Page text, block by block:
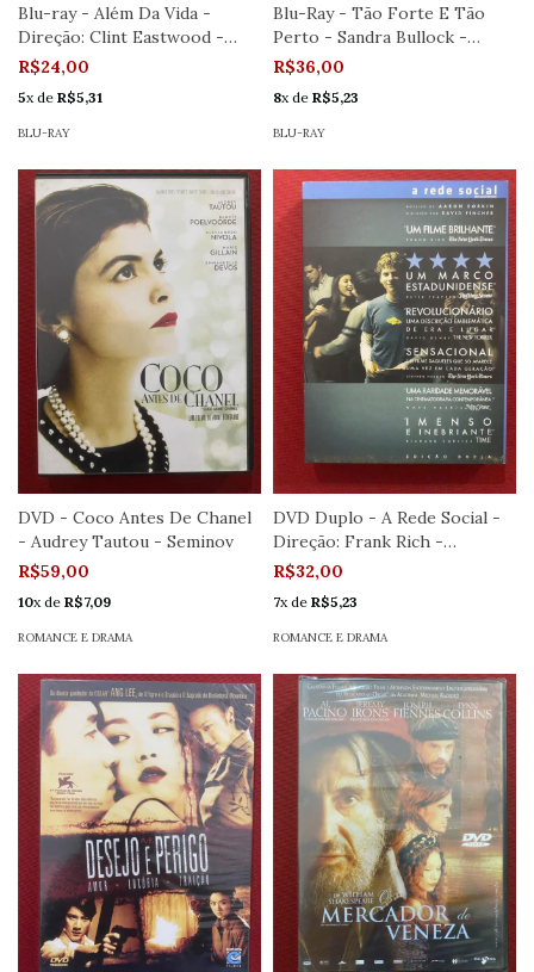
Blu-ray - Além Da Vida -
Direção: Clint Eastwood -
Seminovo
R$24,00
5x de R$5,31
BLU-RAY
Blu-Ray - Tão Forte E Tão
Perto - Sandra Bullock -
Semin.
R$36,00
8x de R$5,23
BLU-RAY
DVD - Coco Antes De Chanel
- Audrey Tautou - Seminov
R$59,00
10x de R$7,09
ROMANCE E DRAMA
DVD Duplo - A Rede Social -
Direção: Frank Rich -
Seminovo
R$32,00
7x de R$5,23
ROMANCE E DRAMA